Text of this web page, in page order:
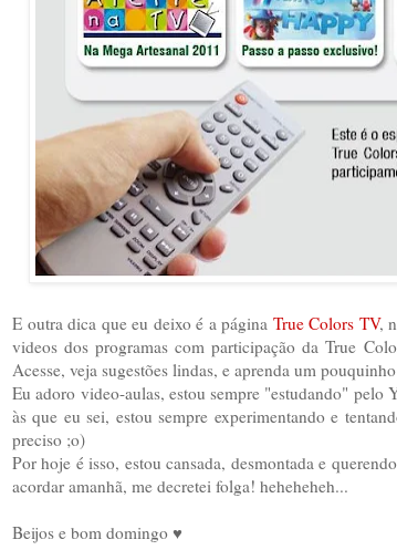
E outra dica que eu deixo é a página True Colors TV,
videos dos programas com participação da True
Acesse, veja sugestões lindas, e aprenda um
Eu adoro video-aulas, estou sempre "estudando" pelo
às que eu sei, estou sempre experimentando e
preciso ;o)
Por hoje é isso, estou cansada, desmontada e
acordar amanhã, me decretei folga! heheheheh...
Beijos e bom domingo ♥